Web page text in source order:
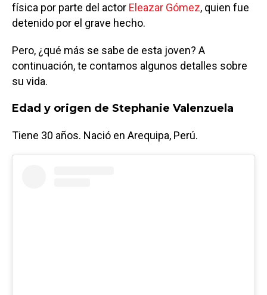
física por parte del actor Eleazar Gómez, quien fue
detenido por el grave hecho.
Pero, ¿qué más se sabe de esta joven? A
continuación, te contamos algunos detalles sobre
su vida.
Edad y origen de Stephanie Valenzuela
Tiene 30 años. Nació en Arequipa, Perú.